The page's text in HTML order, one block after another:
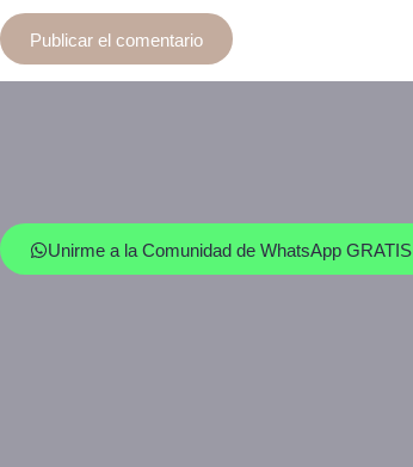
Unirme a la Comunidad de WhatsApp GRATIS